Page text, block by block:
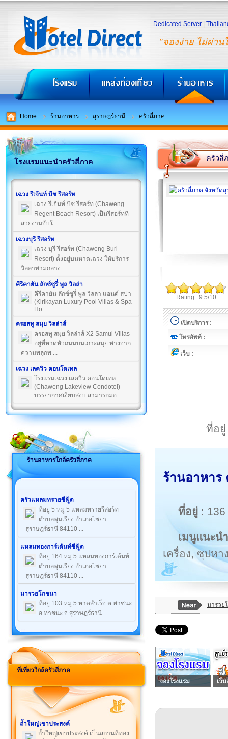
"จองง่าย ไม่ผ่าน
Dedicated Server
Home ร้านอาหาร สุราษฎร์ธานี ครัวสี่ภาค
โรงแรมแนะนำครัวสี่ภาค
เฉวง รีเจ้นท์ บีช รีสอร์ท
เฉวง รีเจ้นท์ บีช รีสอร์ท (Chaweng
Regent Beach Resort) เป็นรีสอร์ทที่
สวยงามจับใ ...
เฉวงบุรี รีสอร์ท
เฉวง บุรี รีสอร์ท (Chaweng Buri
Resort) ตั้งอยู่บนหาดเฉวง ให้บริการ
วิลลาท่ามกลาง ...
คีรีคายัน ลักซ์ซูรี่ พูล วิลล่า
คีรีคายัน ลักซ์ซูรี่ พูล วิลล่า แอนด์ สปา
(Kirikayan Luxury Pool Villas & Spa
Ho ...
ครอสทู สมุย วิลล่าส์
ครอสทู สมุย วิลล่าส์ X2 Samui Villas
อยู่ที่หาดหัวถนนบนเกาะสมุย ห่างจาก
ความพลุกพ ...
เฉวง เลควิว คอนโดเทล
โรงแรมเฉวง เลควิว คอนโดเทล
(Chaweng Lakeview Condotel)
บรรยากาศเงียบสงบ สามารถมอ ...
ร้านอาหารใกล้ครัวสี่ภาค
ครัวแหลมทรายซีฟู้ด
ที่อยู่ 5 หมู่ 5 แหลมทรายรีสอร์ท
ตำบลพุมเรียง อำเภอไชยา
สุราษฎร์ธานี 84110 ...
แหลมทองการ์เด้นท์ซีฟู้ด
ที่อยู่ 164 หมู่ 5 แหลมทองการ์เด้นท์
ตำบลพุมเรียง อำเภอไชยา
สุราษฎร์ธานี 84110 ...
มารวยโภชนา
ที่อยู่ 103 หมู่ 5 หาดสำเร็จ ต.ท่าชนะ
อ.ท่าชนะ จ.สุราษฎร์ธานี ...
ที่เที่ยวใกล้ครัวสี่ภาค
ถ้ำใหญ่เขาประสงค์
ถ้ำใหญ่เขาประสงค์ เป็นสถานที่ท่อง
ครัวสี่
Rating : 9.5/10
เปิดบริการ :
โทรศัพท์ :
เว็บ :
ที่อยู่
ร้านอาหาร
ที่อยู่ :
เมนูแนะนำ
เครื่อง, ซุปห
มารวย
จองโรงแรม เว็